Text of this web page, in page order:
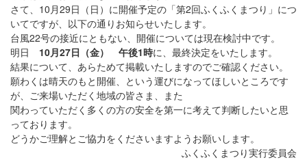
さて、10月29日（日）に開催予定の「第2回ふくふくまつり」につ
いてですが、以下の通りお知らせいたします。
台風22号の接近にともない、開催については現在検討中です。
明日 10月27日（金） 午後1時に、最終決定をいたします。
結果について、あらためて掲載いたしますのでご確認ください。
願わくは晴天のもと開催、という運びになってほしいところです
が、ご来場いただく地域の皆さま、また
関わっていただく多くの方の安全を第一に考えて判断したいと思
っております。
どうかご理解とご協力をくださいますようお願いします。
ふくふくまつり実行委員会